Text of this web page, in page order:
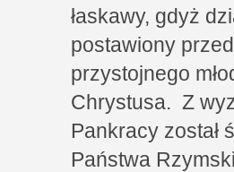
łaskawy, gdyż
postawiony
przystojnego
Chrystusa. Z
Pankracy został
Państwa